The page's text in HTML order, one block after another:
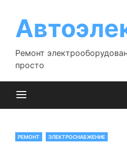
содержимому
Ремонт
просто
РЕМОНТ ЭЛЕКТРОСНАБЖЕНИЕ